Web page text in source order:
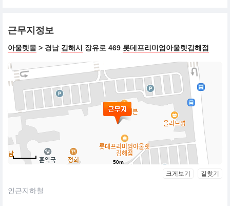
근무지정보
아울렛몰 > 경남 김해시 장유로 469 롯데프리미엄아울렛김해점
50m
크게보기 길찾기
인근지하철